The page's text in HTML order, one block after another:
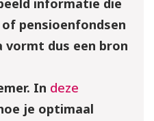
informatie die
pensioenfondsen
vormt dus een bron
In deze
je optimaal